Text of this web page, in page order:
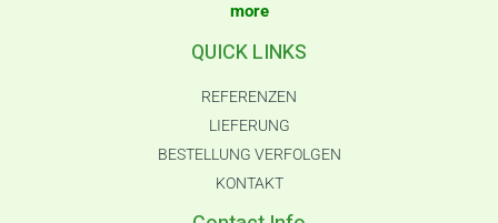
more
QUICK LINKS
REFERENZEN
LIEFERUNG
BESTELLUNG VERFOLGEN
KONTAKT